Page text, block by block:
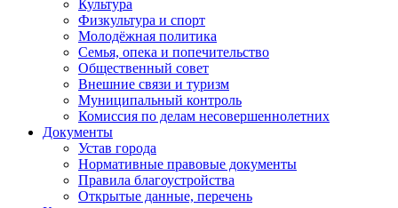
Культура
Физкультура и спорт
Молодёжная политика
Семья, опека и попечительство
Общественный совет
Внешние связи и туризм
Муниципальный контроль
Комиссия по делам несовершеннолетних
Документы
Устав города
Нормативные правовые документы
Правила благоустройства
Открытые данные, перечень